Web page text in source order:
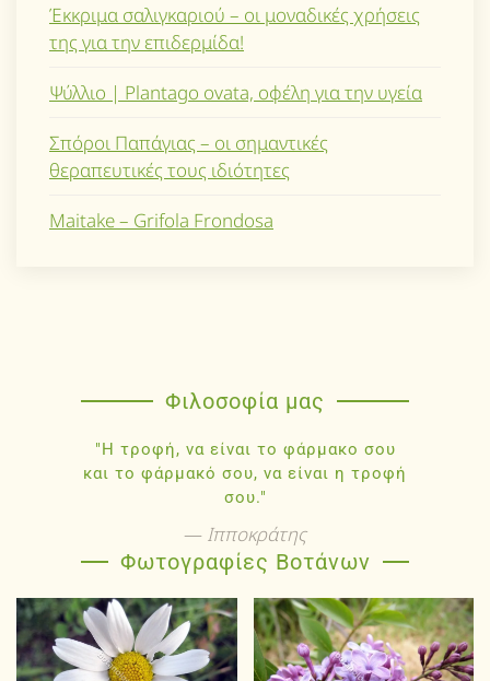
Έκκριμα σαλιγκαριού – οι μοναδικές χρήσεις
της για την επιδερμίδα!
Ψύλλιο | Plantago ovata, οφέλη για την υγεία
Σπόροι Παπάγιας – οι σημαντικές
θεραπευτικές τους ιδιότητες
Maitake – Grifola Frondosa
Φιλοσοφία μας
"Η τροφή, να είναι το φάρμακο σου
και το φάρμακό σου, να είναι η τροφή
σου."
Ιπποκράτης
Φωτογραφίες Βοτάνων